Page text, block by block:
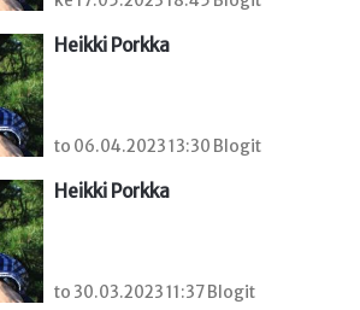
Heikki Porkka
to 06.04.2023 13:30 Blogit
Heikki Porkka
to 30.03.2023 11:37 Blogit